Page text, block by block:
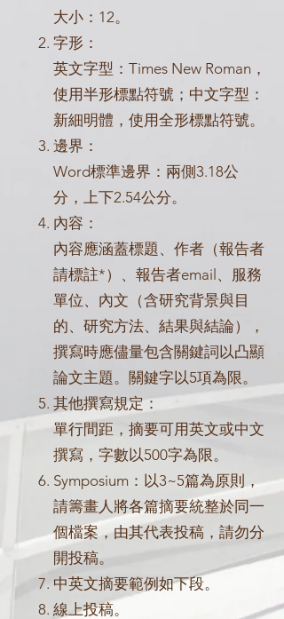
大小：12。
字形：
英文字型：Times New Roman，
使用半形標點符號；中文字型：
新細明體，使用全形標點符號。
邊界：
Word標準邊界：兩側3.18公
分，上下2.54公分。
內容：
內容應涵蓋標題、作者（報告者
請標註*）、報告者email、服務
單位、內文（含研究背景與目
的、研究方法、結果與結論），
撰寫時應儘量包含關鍵詞以凸顯
論文主題。關鍵字以5項為限。
其他撰寫規定：
單行間距，摘要可用英文或中文
撰寫，字數以500字為限。
Symposium：以3~5篇為原則，
請籌畫人將各篇摘要統整於同一
個檔案，由其代表投稿，請勿分
開投稿。
中英文摘要範例如下段。
線上投稿。